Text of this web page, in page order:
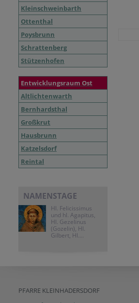
Kleinschweinbarth
Ottenthal
Poysbrunn
Schrattenberg
Stützenhofen
Entwicklungsraum Ost
Altlichtenwarth
Bernhardsthal
Großkrut
Hausbrunn
Katzelsdorf
Reintal
NAMENSTAGE
Hl. Felicissimus
und hl. Agapitus,
Hl. Gezelinus
(Gozelin), Hl.
Gilbert, Hl....
PFARRE KLEINHADERSDORF